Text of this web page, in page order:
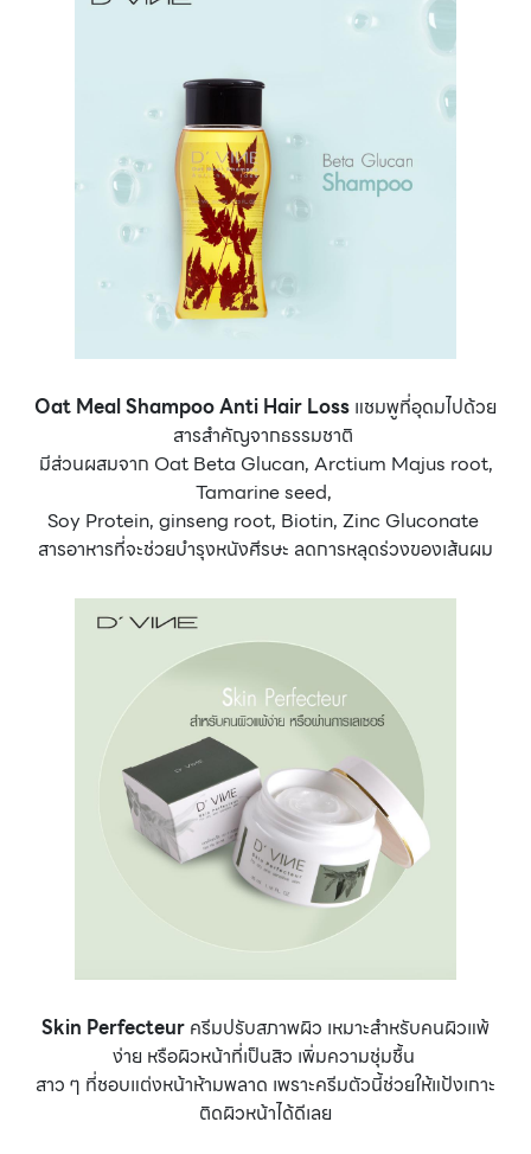
Oat Meal Shampoo Anti Hair Loss แชมพูที่อุดมไปด้วย
สารสำคัญจากธรรมชาติ
มีส่วนผสมจาก Oat Beta Glucan, Arctium Majus root,
Tamarine seed,
Soy Protein, ginseng root, Biotin, Zinc Gluconate
สารอาหารที่จะช่วยบำรุงหนังศีรษะ ลดการหลุดร่วงของเส้นผม
Skin Perfecteur ครีมปรับสภาพผิว เหมาะสำหรับคนผิวแพ้
ง่าย หรือผิวหน้าที่เป็นสิว เพิ่มความชุ่มชื้น
สาว ๆ ที่ชอบแต่งหน้าห้ามพลาด เพราะครีมตัวนี้ช่วยให้แป้งเกาะ
ติดผิวหน้าได้ดีเลย